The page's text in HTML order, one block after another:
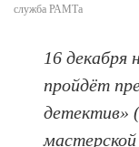
служба РАМТа
16 декабря
пройдёт
детектив»